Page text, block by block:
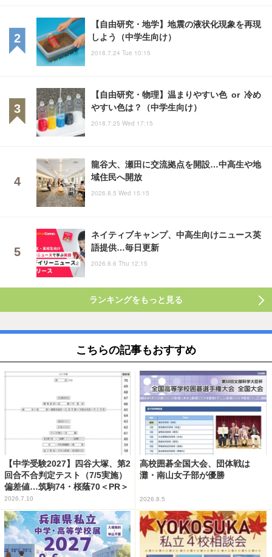
【自由研究・地学】地震の液状化現象を再現
しよう（中学生向け）
2018.7.24 Tue 10:15
【自由研究・物理】温まりやすい色 or 冷め
やすい色は？（中学生向け）
2018.7.25 Wed 17:15
龍谷大、瀬田に交流拠点を開設…中高生や地
域住民へ開放
2026.8.5 Wed 15:15
ネイティブキャンプ、中高生向けニュース英
語提供…毎日更新
2026.8.6 Thu 12:15
ランキングをもっと見る
こちらの記事もおすすめ
【中学受験2027】四谷大塚、第2
回合不合判定テスト（7/5実施）
偏差値…筑駒74・桜蔭70＜PR＞
2026.7.10
高校囲碁全国大会、団体戦は
灘・南山女子部が優勝
2026.8.5